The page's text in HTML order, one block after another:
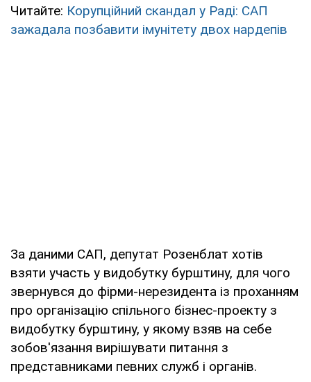
Читайте: Корупційний скандал у Раді: САП
зажадала позбавити імунітету двох нардепів
За даними САП, депутат Розенблат хотів
взяти участь у видобутку бурштину, для чого
звернувся до фірми-нерезидента із проханням
про організацію спільного бізнес-проекту з
видобутку бурштину, у якому взяв на себе
зобов'язання вирішувати питання з
представниками певних служб і органів.